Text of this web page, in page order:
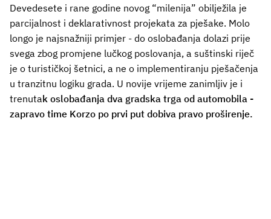
Devedesete i rane godine novog “milenija” obilježila je
parcijalnost i deklarativnost projekata za pješake. Molo
longo je najsnažniji primjer - do oslobađanja dolazi prije
svega zbog promjene lučkog poslovanja, a suštinski riječ
je o turističkoj šetnici, a ne o implementiranju pješačenja
u tranzitnu logiku grada. U novije vrijeme zanimljiv je i
trenutak oslobađanja dva gradska trga od automobila -
zapravo time Korzo po prvi put dobiva pravo proširenje.